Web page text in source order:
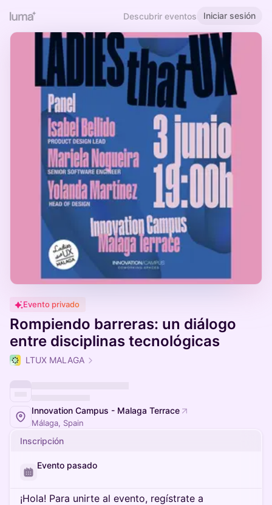
Descubrir eventos Iniciar sesión
Evento privado
Rompiendo barreras: un diálogo
entre disciplinas tecnológicas
LTUX MALAGA
Innovation Campus - Malaga Terrace
Málaga, Spain
Inscripción
Evento pasado
¡Hola! Para unirte al evento, regístrate a